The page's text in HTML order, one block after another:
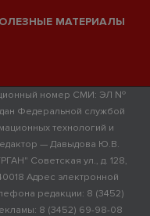
МАТЕРИАЛЫ
номер СМИ: ЭЛ №
Федеральной службой
технологий и
— Давыдова Ю.В.
Советская ул., д. 128,
Адрес электронной
редакции: 8 (3452)
8 (3452) 69-98-08